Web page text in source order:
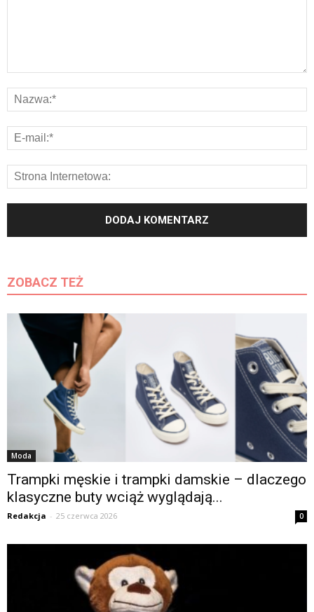
ZOBACZ TEŻ
Moda
Trampki męskie i trampki damskie – dlaczego
klasyczne buty wciąż wyglądają...
Redakcja - 25 czerwca 2026 0